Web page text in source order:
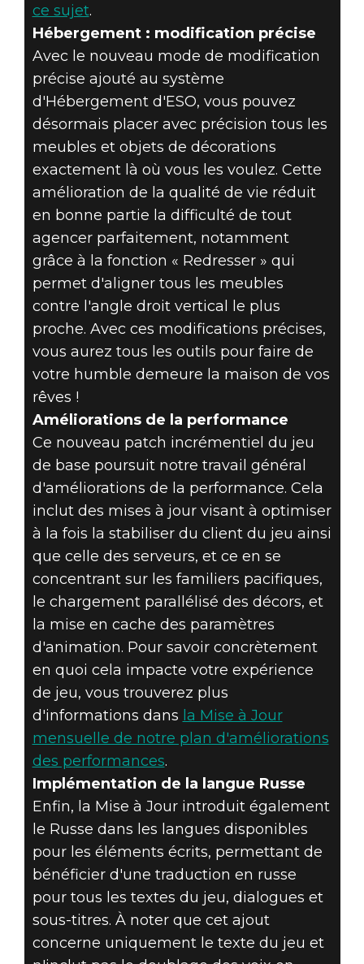
ce sujet.
Hébergement : modification précise
Avec le nouveau mode de modification
précise ajouté au système
d'Hébergement d'ESO, vous pouvez
désormais placer avec précision tous les
meubles et objets de décorations
exactement là où vous les voulez. Cette
amélioration de la qualité de vie réduit
en bonne partie la difficulté de tout
agencer parfaitement, notamment
grâce à la fonction « Redresser » qui
permet d'aligner tous les meubles
contre l'angle droit vertical le plus
proche. Avec ces modifications précises,
vous aurez tous les outils pour faire de
votre humble demeure la maison de vos
rêves !
Améliorations de la performance
Ce nouveau patch incrémentiel du jeu
de base poursuit notre travail général
d'améliorations de la performance. Cela
inclut des mises à jour visant à optimiser
à la fois la stabiliser du client du jeu ainsi
que celle des serveurs, et ce en se
concentrant sur les familiers pacifiques,
le chargement parallélisé des décors, et
la mise en cache des paramètres
d'animation. Pour savoir concrètement
en quoi cela impacte votre expérience
de jeu, vous trouverez plus
d'informations dans la Mise à Jour
mensuelle de notre plan d'améliorations
des performances.
Implémentation de la langue Russe
Enfin, la Mise à Jour introduit également
le Russe dans les langues disponibles
pour les éléments écrits, permettant de
bénéficier d'une traduction en russe
pour tous les textes du jeu, dialogues et
sous-titres. À noter que cet ajout
concerne uniquement le texte du jeu et